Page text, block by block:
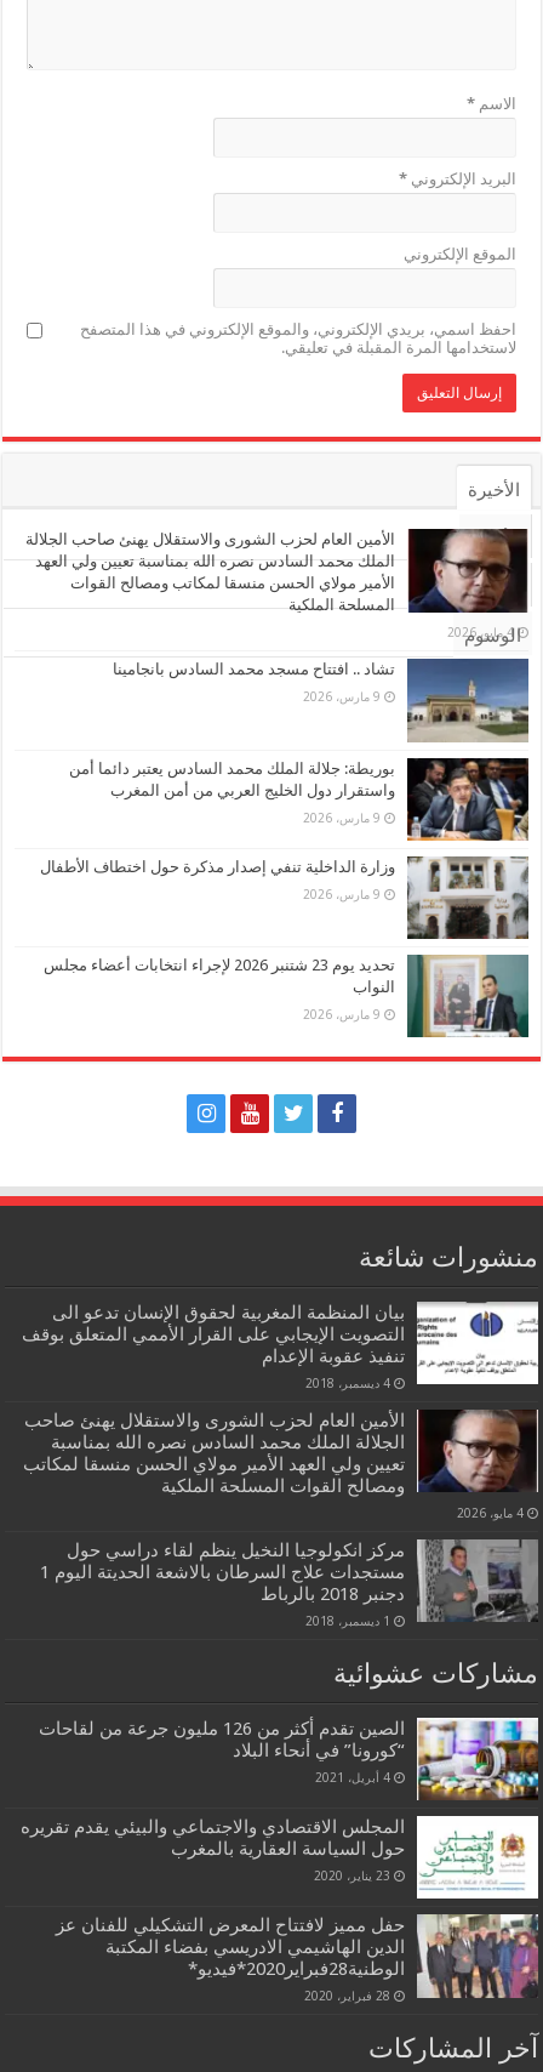
الاسم*
البريد الإلكتروني*
الموقع الإلكتروني
احفظ اسمي، بريدي الإلكتروني، والموقع الإلكتروني في هذا المتصفح
لاستخدامها المرة المقبلة في تعليقي.
الأخيرة
الأشهر
تعليقات
الوسوم
الأمين العام لحزب الشورى والاستقلال يهنئ صاحب الجلالة
الملك محمد السادس نصره الله بمناسبة تعيين ولي العهد
الأمير مولاي الحسن منسقا لمكاتب ومصالح القوات
المسلحة الملكية
4 مايو، 2026
تشاد .. افتتاح مسجد محمد السادس بانجامينا
9 مارس، 2026
بوريطة: جلالة الملك محمد السادس يعتبر دائما أمن
واستقرار دول الخليج العربي من أمن المغرب
9 مارس، 2026
وزارة الداخلية تنفي إصدار مذكرة حول اختطاف الأطفال
9 مارس، 2026
تحديد يوم 23 شتنبر 2026 لإجراء انتخابات أعضاء مجلس
النواب
9 مارس، 2026
منشورات شائعة
بيان المنظمة المغربية لحقوق الإنسان تدعو الى
التصويت الإيجابي على القرار الأممي المتعلق بوقف
تنفيذ عقوبة الإعدام
4 ديسمبر، 2018
الأمين العام لحزب الشورى والاستقلال يهنئ صاحب
الجلالة الملك محمد السادس نصره الله بمناسبة
تعيين ولي العهد الأمير مولاي الحسن منسقا لمكاتب
ومصالح القوات المسلحة الملكية
4 مايو، 2026
مركز انكولوجيا النخيل ينظم لقاء دراسي حول
مستجدات علاج السرطان بالاشعة الحديتة اليوم 1
دجنبر 2018 بالرباط
1 ديسمبر، 2018
مشاركات عشوائية
الصين تقدم أكثر من 126 مليون جرعة من لقاحات
“كورونا” في أنحاء البلاد
4 أبريل، 2021
المجلس الاقتصادي والاجتماعي والبيئي يقدم تقريره
حول السياسة العقارية بالمغرب
23 يناير، 2020
حفل مميز لافتتاح المعرض التشكيلي للفنان عز
الدين الهاشيمي الادريسي بفضاء المكتبة
الوطنية28فبراير2020*فيديو*
28 فبراير، 2020
آخر المشاركات